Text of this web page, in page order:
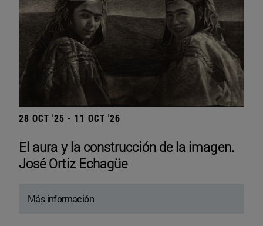
28 OCT '25 - 11 OCT '26
El aura y la construcción de la imagen.
José Ortiz Echagüe
Más información